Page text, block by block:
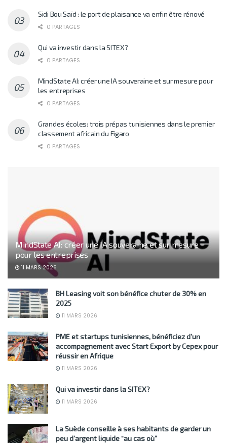
Sidi Bou Saïd : le port de plaisance va enfin être rénové
0 PARTAGES
Qui va investir dans la SITEX?
0 PARTAGES
MindState AI: créer une IA souveraine et sur mesure pour
les entreprises
0 PARTAGES
Grandes écoles: trois prépas tunisiennes dans le premier
classement africain du Figaro
0 PARTAGES
MindState AI: créer une IA souveraine et sur mesure
pour les entreprises
11 MARS 2026
BH Leasing voit son bénéfice chuter de 30% en
2025
11 MARS 2026
PME et startups tunisiennes, bénéficiez d’un
accompagnement avec Start Export by Cepex pour
réussir en Afrique
11 MARS 2026
Qui va investir dans la SITEX?
11 MARS 2026
La Suède conseille à ses habitants de garder un
peu d’argent liquide “au cas où”